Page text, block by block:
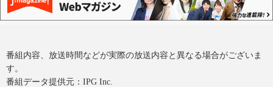
番組内容、放送時間などが実際の放送内容と異なる場合がございま
す。
番組データ提供元：IPG Inc.